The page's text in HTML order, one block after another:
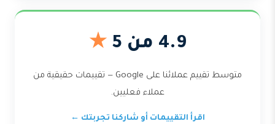
4.9 من 5 ★
متوسط تقييم عملائنا على Google — تقييمات حقيقية من
عملاء فعليين.
اقرأ التقييمات أو شاركنا تجربتك ←